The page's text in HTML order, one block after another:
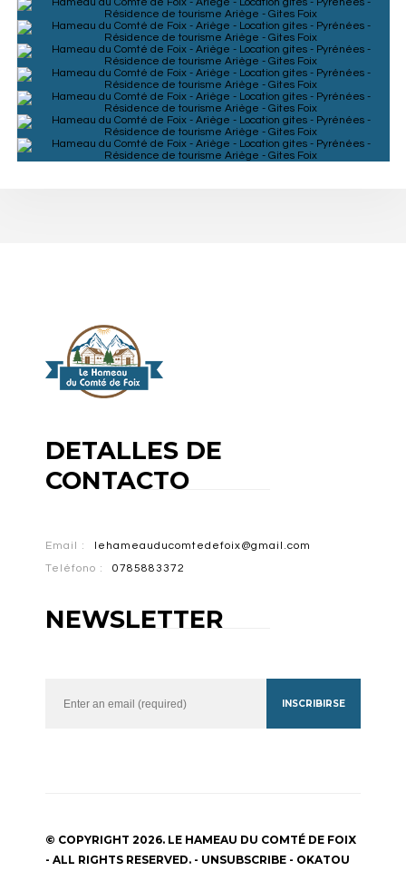
DETALLES DE
CONTACTO
Email :
lehameauducomtedefoix@gmail.com
Teléfono :
0785883372
NEWSLETTER
INSCRIBIRSE
© COPYRIGHT 2026. LE HAMEAU DU COMTÉ DE FOIX
- ALL RIGHTS RESERVED. - UNSUBSCRIBE - OKATOU